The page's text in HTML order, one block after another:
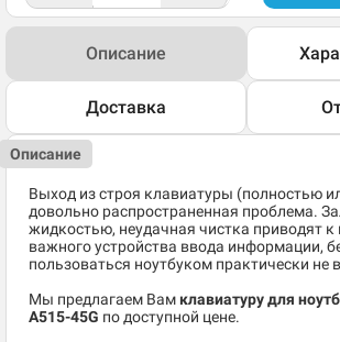
Описание
Доставка
Описание
Выход из строя клавиатуры (полностью
довольно распространенная проблема.
жидкостью, неудачная чистка приводят к
важного устройства ввода информации,
пользоваться ноутбуком практически не
Мы предлагаем Вам клавиатуру для
A515-45G по доступной цене.